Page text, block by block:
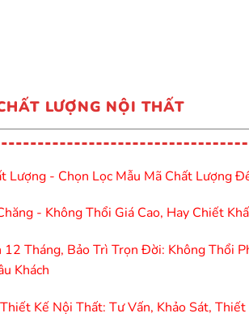
LƯỢNG NỘI THẤT
Lượng - Chọn Lọc Mẫu Mã Chất Lượng
- Không Thổi Giá Cao, Hay Chiết
12 Tháng, Bảo Trì Trọn Đời: Không Thổi
Khách
Kế Nội Thất: Tư Vấn, Khảo Sát, Thiết